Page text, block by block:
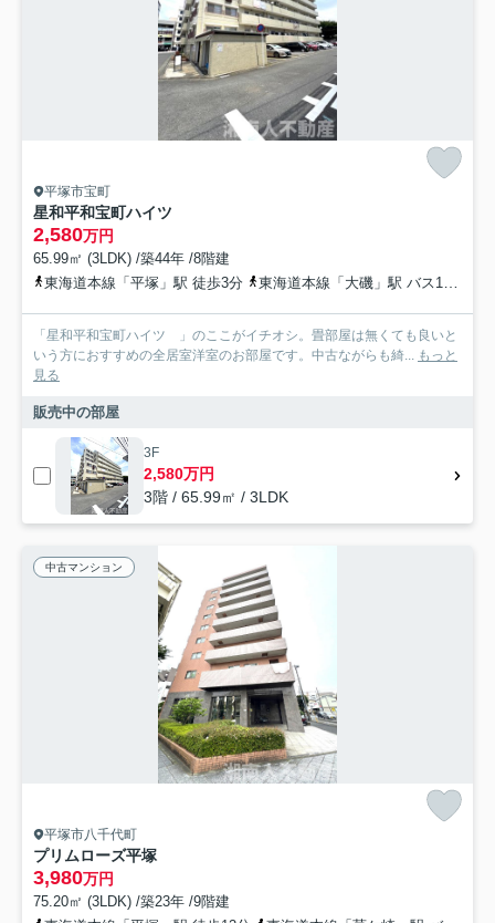
平塚市宝町
星和平和宝町ハイツ
2,580万円
65.99㎡ (3LDK) /築44年 /8階建
東海道本線「平塚」駅 徒歩3分
東海道本線「大磯」駅 バス17分 神奈川中央交通「平塚駅北口」 停歩4分
「星和平和宝町ハイツ 」のここがイチオシ。畳部屋は無くても良いと
いう方におすすめの全居室洋室のお部屋です。中古ながらも綺... もっと
見る
販売中の部屋
3F
2,580万円
3階 / 65.99㎡ / 3LDK
中古マンション
平塚市八千代町
プリムローズ平塚
3,980万円
75.20㎡ (3LDK) /築23年 /9階建